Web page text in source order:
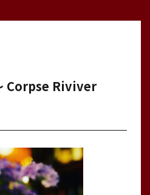
Corpse Riviver